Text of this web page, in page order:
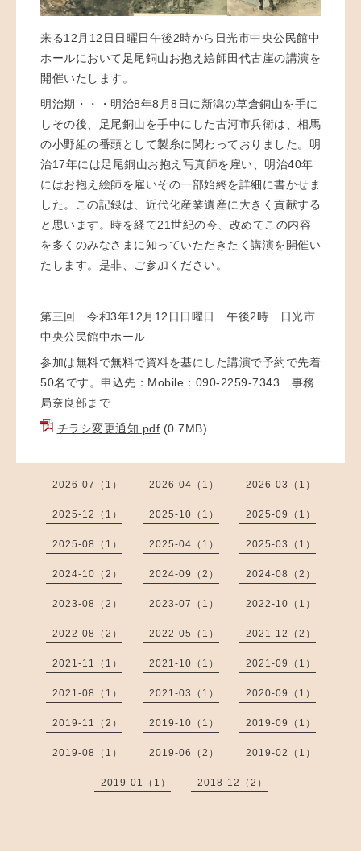
来る12月12日日曜日午後2時から日光市中央公民館中
ホールにおいて足尾銅山お抱え絵師田代古崖の講演を
開催いたします。
明治期・・・明治8年8月8日に新潟の草倉銅山を手に
しその後、足尾銅山を手中にした古河市兵衛は、相馬
の小野組の番頭として製糸に関わっておりました。明
治17年には足尾銅山お抱え写真師を雇い、明治40年
にはお抱え絵師を雇いその一部始終を詳細に書かせま
した。この記録は、近代化産業遺産に大きく貢献する
と思います。時を経て21世紀の今、改めてこの内容
を多くのみなさまに知っていただきたく講演を開催い
たします。是非、ご参加ください。
第三回 令和3年12月12日日曜日 午後2時 日光市
中央公民館中ホール
参加は無料で無料で資料を基にした講演で予約で先着
50名です。申込先：Mobile：090-2259-7343 事務
局奈良部まで
チラシ変更通知.pdf (0.7MB)
2026-07（1） 2026-04（1） 2026-03（1）
2025-12（1） 2025-10（1） 2025-09（1）
2025-08（1） 2025-04（1） 2025-03（1）
2024-10（2） 2024-09（2） 2024-08（2）
2023-08（2） 2023-07（1） 2022-10（1）
2022-08（2） 2022-05（1） 2021-12（2）
2021-11（1） 2021-10（1） 2021-09（1）
2021-08（1） 2021-03（1） 2020-09（1）
2019-11（2） 2019-10（1） 2019-09（1）
2019-08（1） 2019-06（2） 2019-02（1）
2019-01（1） 2018-12（2）